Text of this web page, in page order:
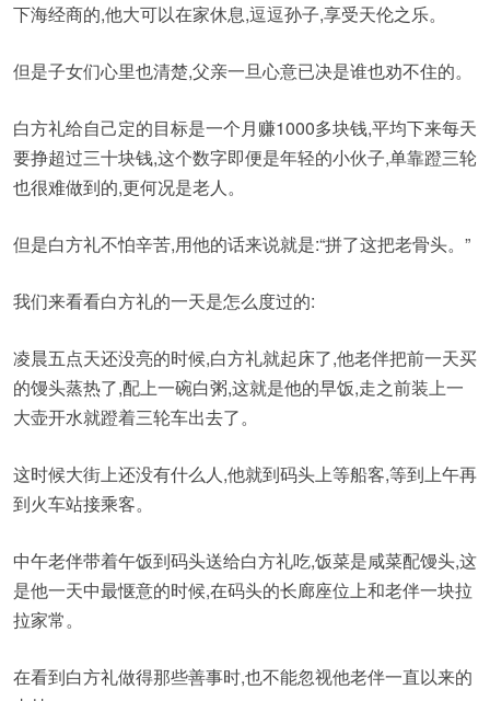
下海经商的,他大可以在家休息,逗逗孙子,享受天伦之乐。
但是子女们心里也清楚,父亲一旦心意已决是谁也劝不住的。
白方礼给自己定的目标是一个月赚1000多块钱,平均下来每天
要挣超过三十块钱,这个数字即便是年轻的小伙子,单靠蹬三轮
也很难做到的,更何况是老人。
但是白方礼不怕辛苦,用他的话来说就是:“拼了这把老骨头。”
我们来看看白方礼的一天是怎么度过的:
凌晨五点天还没亮的时候,白方礼就起床了,他老伴把前一天买
的馒头蒸热了,配上一碗白粥,这就是他的早饭,走之前装上一
大壶开水就蹬着三轮车出去了。
这时候大街上还没有什么人,他就到码头上等船客,等到上午再
到火车站接乘客。
中午老伴带着午饭到码头送给白方礼吃,饭菜是咸菜配馒头,这
是他一天中最惬意的时候,在码头的长廊座位上和老伴一块拉
拉家常。
在看到白方礼做得那些善事时,也不能忽视他老伴一直以来的